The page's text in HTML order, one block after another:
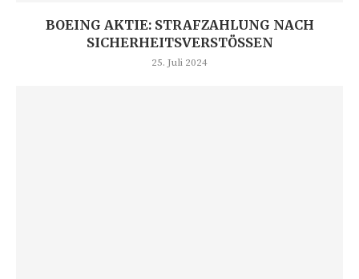
BOEING AKTIE: STRAFZAHLUNG NACH
SICHERHEITSVERSTÖSSEN
25. Juli 2024